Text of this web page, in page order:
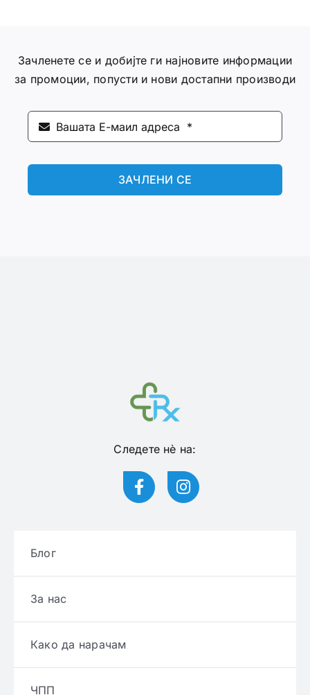
Зачленете се и добијте ги најновите информации
за промоции, попусти и нови достапни производи
ЗАЧЛЕНИ СЕ
Следете нѐ на:
Блог
За нас
Како да нарачам
ЧПП